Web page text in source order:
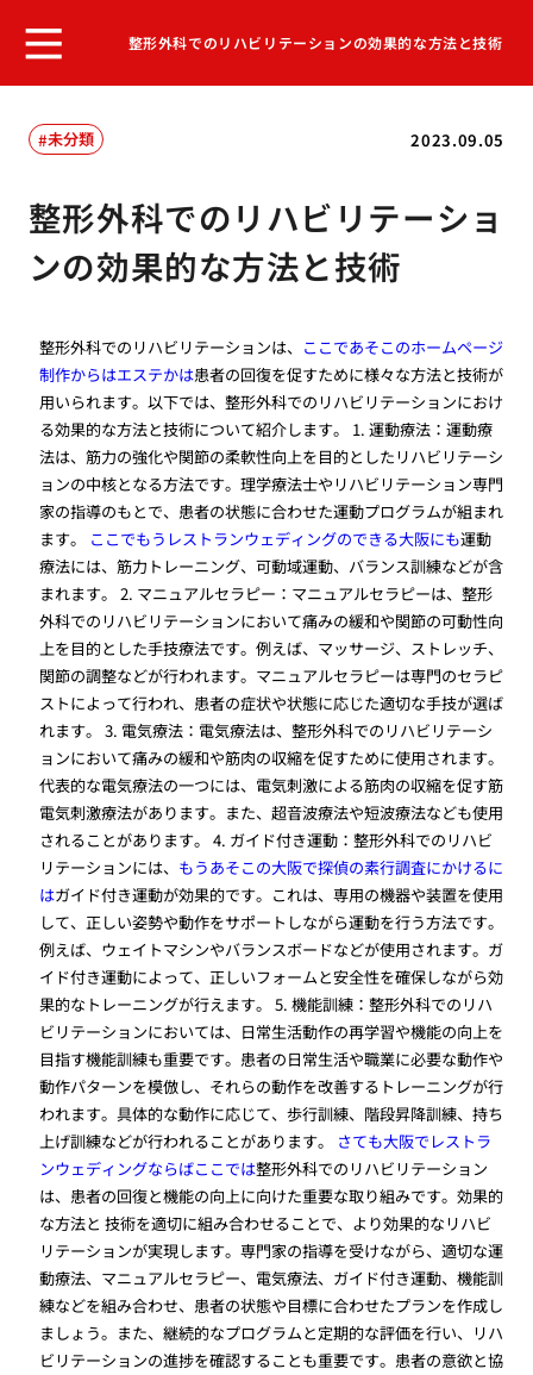
整形外科でのリハビリテーションの効果的な方法と技術
2023.09.05
未分類
整形外科でのリハビリテーショ
ンの効果的な方法と技術
整形外科でのリハビリテーションは、 ここであそこのホームページ
制作からはエステかは患者の回復を促すために様々な方法と技術が
用いられます。以下では、整形外科でのリハビリテーションにおけ
る効果的な方法と技術について紹介します。 1. 運動療法：運動療
法は、筋力の強化や関節の柔軟性向上を目的としたリハビリテーシ
ョンの中核となる方法です。理学療法士やリハビリテーション専門
家の指導のもとで、患者の状態に合わせた運動プログラムが組まれ
ます。 ここでもうレストランウェディングのできる大阪にも運動
療法には、筋力トレーニング、可動域運動、バランス訓練などが含
まれます。 2. マニュアルセラピー：マニュアルセラピーは、整形
外科でのリハビリテーションにおいて痛みの緩和や関節の可動性向
上を目的とした手技療法です。例えば、マッサージ、ストレッチ、
関節の調整などが行われます。マニュアルセラピーは専門のセラピ
ストによって行われ、患者の症状や状態に応じた適切な手技が選ば
れます。 3. 電気療法：電気療法は、整形外科でのリハビリテーシ
ョンにおいて痛みの緩和や筋肉の収縮を促すために使用されます。
代表的な電気療法の一つには、電気刺激による筋肉の収縮を促す筋
電気刺激療法があります。また、超音波療法や短波療法なども使用
されることがあります。 4. ガイド付き運動：整形外科でのリハビ
リテーションには、 もうあそこの大阪で探偵の素行調査にかけるに
はガイド付き運動が効果的です。これは、専用の機器や装置を使用
して、正しい姿勢や動作をサポートしながら運動を行う方法です。
例えば、ウェイトマシンやバランスボードなどが使用されます。ガ
イド付き運動によって、正しいフォームと安全性を確保しながら効
果的なトレーニングが行えます。 5. 機能訓練：整形外科でのリハ
ビリテーションにおいては、日常生活動作の再学習や機能の向上を
目指す機能訓練も重要です。患者の日常生活や職業に必要な動作や
動作パターンを模倣し、それらの動作を改善するトレーニングが行
われます。具体的な動作に応じて、歩行訓練、階段昇降訓練、持ち
上げ訓練などが行われることがあります。 さても大阪でレストラ
ンウェディングならばここでは整形外科でのリハビリテーション
は、患者の回復と機能の向上に向けた重要な取り組みです。効果的
な方法と 技術を適切に組み合わせることで、より効果的なリハビ
リテーションが実現します。専門家の指導を受けながら、適切な運
動療法、マニュアルセラピー、電気療法、ガイド付き運動、機能訓
練などを組み合わせ、患者の状態や目標に合わせたプランを作成し
ましょう。また、継続的なプログラムと定期的な評価を行い、リハ
ビリテーションの進捗を確認することも重要です。患者の意欲と協